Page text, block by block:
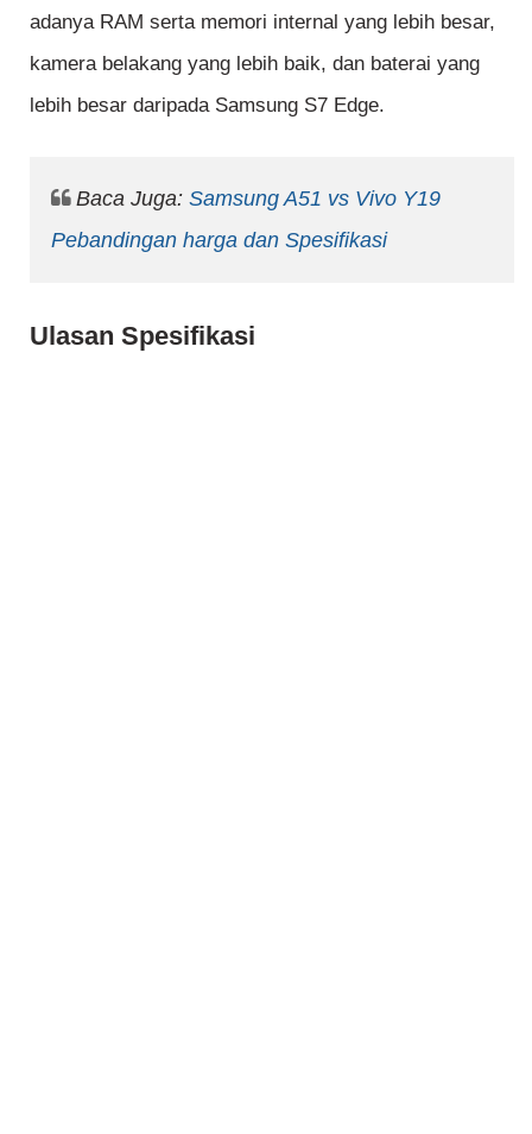
adanya RAM serta memori internal yang lebih besar,
kamera belakang yang lebih baik, dan baterai yang
lebih besar daripada Samsung S7 Edge.
Baca Juga: Samsung A51 vs Vivo Y19
Pebandingan harga dan Spesifikasi
Ulasan Spesifikasi